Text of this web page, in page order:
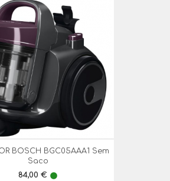
BOSCH BGC05AAA1 Sem
Saco
Preço
84,00 € lens